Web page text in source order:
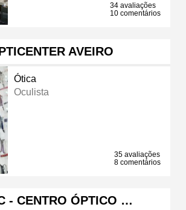
34 avaliações
10 comentários
AVEIRO
Ótica
Oculista
35 avaliações
8 comentários
- CENTRO ÓPTICO …